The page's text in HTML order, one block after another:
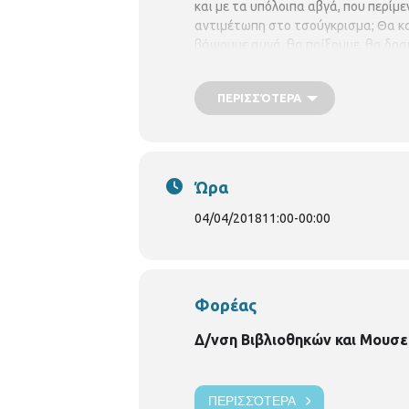
και με τα υπόλοιπα αβγά, που
αντιμέτωπη στο τσούγκρισμα; Θα
βάψουμε αυγά, θα παίξουμε, θα
προτεραιότητας, ενώ θα υπάρξει
ενημερώνουν σε περίπτωση
ΠΕΡΙΣΣΌΤΕΡΑ
Ώρα
04/04/201811:00-00:00
Φορέας
Δ/νση Βιβλιοθηκών και
ΠΕΡΙΣΣΌΤΕΡΑ